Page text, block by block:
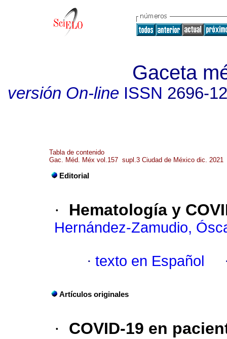
Gaceta
versión On-lineISSN 2696-
Tabla de contenido
Gac. Méd. Méx vol.157 supl.3 Ciudad de México dic. 2021
Editorial
· Hematología y
Hernández-Zamudio,
· texto en Español
Artículos originales
· COVID-19 en